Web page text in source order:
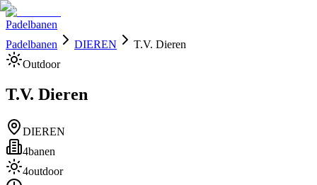
Padelbanen
Padelbanen
DIEREN
T.V. Dieren
Outdoor
T.V. Dieren
DIEREN
4banen
4outdoor